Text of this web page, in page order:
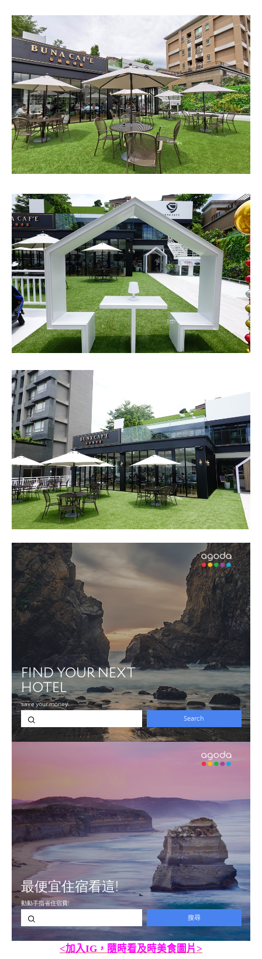
<加入IG，隨時看及時美食圖片>